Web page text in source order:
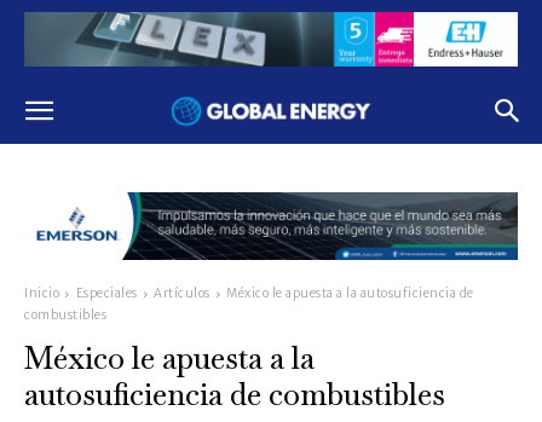
Inicio Especiales Artículos
México le apuesta a la autosuficiencia de
combustibles
México le apuesta a la
autosuficiencia de combustibles